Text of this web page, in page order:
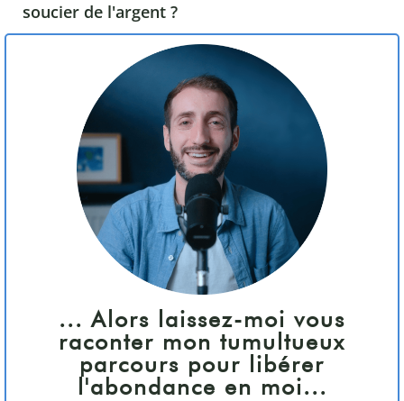
soucier de l'argent ?
... Alors laissez-moi vous
raconter mon tumultueux
parcours pour libérer
l'abondance en moi...